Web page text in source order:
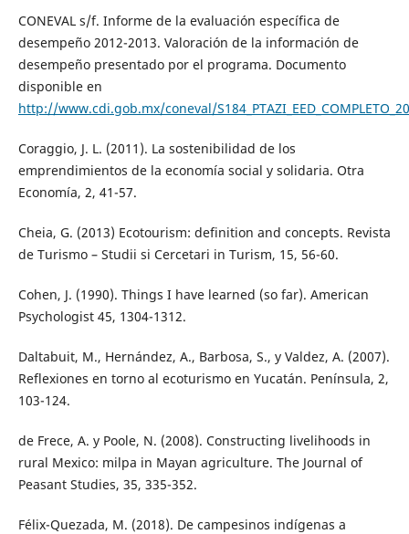
CONEVAL s/f. Informe de la evaluación específica de
desempeño 2012-2013. Valoración de la información de
desempeño presentado por el programa. Documento
disponible en
http://www.cdi.gob.mx/coneval/
Coraggio, J. L. (2011). La sostenibilidad de los
emprendimientos de la economía social y solidaria. Otra
Economía, 2, 41-57.
Cheia, G. (2013) Ecotourism: definition and concepts. Revista
de Turismo – Studii si Cercetari in Turism, 15, 56-60.
Cohen, J. (1990). Things I have learned (so far). American
Psychologist 45, 1304-1312.
Daltabuit, M., Hernández, A., Barbosa, S., y Valdez, A. (2007).
Reflexiones en torno al ecoturismo en Yucatán. Península, 2,
103-124.
de Frece, A. y Poole, N. (2008). Constructing livelihoods in
rural Mexico: milpa in Mayan agriculture. The Journal of
Peasant Studies, 35, 335-352.
Félix-Quezada, M. (2018). De campesinos indígenas a